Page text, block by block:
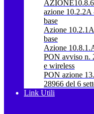
azione 10.2.2A
base
Azione
base
Azione
PON avviso n.
e wireless
PON azione
28966 del 6
Link Utili